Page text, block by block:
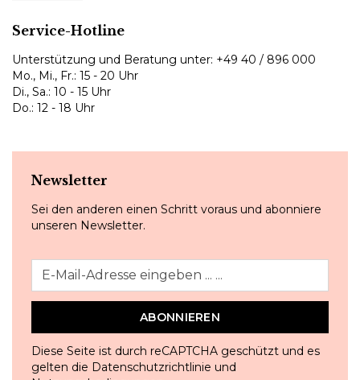
Service-Hotline
Unterstützung und Beratung unter: +49 40 / 896 000
Mo., Mi., Fr.: 15 - 20 Uhr
Di., Sa.: 10 - 15 Uhr
Do.: 12 - 18 Uhr
Newsletter
Sei den anderen einen Schritt voraus und abonniere
unseren Newsletter.
ABONNIEREN
Diese Seite ist durch reCAPTCHA geschützt und es
gelten die Datenschutzrichtlinie und